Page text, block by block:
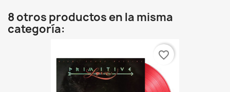
8 otros productos en la misma
categoría:
favorite_border